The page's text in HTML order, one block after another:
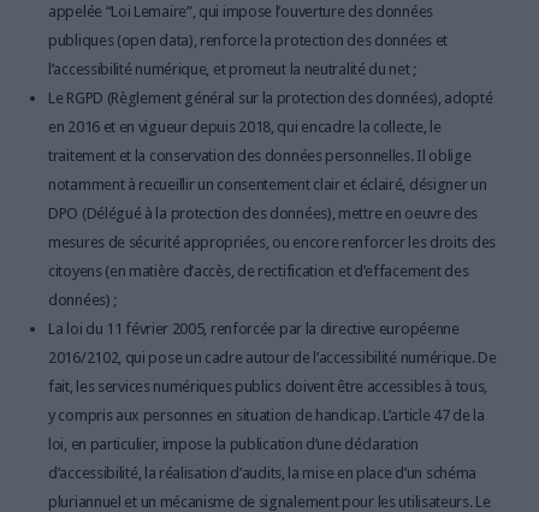
appelée “Loi Lemaire”, qui impose l’ouverture des données
publiques (open data), renforce la protection des données et
l’accessibilité numérique, et promeut la neutralité du net ;
Le RGPD (Règlement général sur la protection des données), adopté
en 2016 et en vigueur depuis 2018, qui encadre la collecte, le
traitement et la conservation des données personnelles. Il oblige
notamment à recueillir un consentement clair et éclairé, désigner un
DPO (Délégué à la protection des données), mettre en oeuvre des
mesures de sécurité appropriées, ou encore renforcer les droits des
citoyens (en matière d’accès, de rectification et d’effacement des
données) ;
La loi du 11 février 2005, renforcée par la directive européenne
2016/2102, qui pose un cadre autour de l’accessibilité numérique. De
fait, les services numériques publics doivent être accessibles à tous,
y compris aux personnes en situation de handicap. L’article 47 de la
loi, en particulier, impose la publication d’une déclaration
d’accessibilité, la réalisation d’audits, la mise en place d’un schéma
pluriannuel et un mécanisme de signalement pour les utilisateurs. Le